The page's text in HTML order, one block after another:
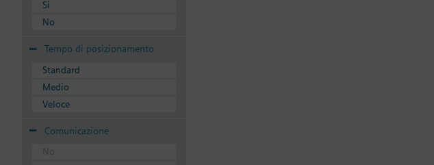
Si
No
Tempo di posizionamento
Standard
Medio
Veloce
Comunicazione
No